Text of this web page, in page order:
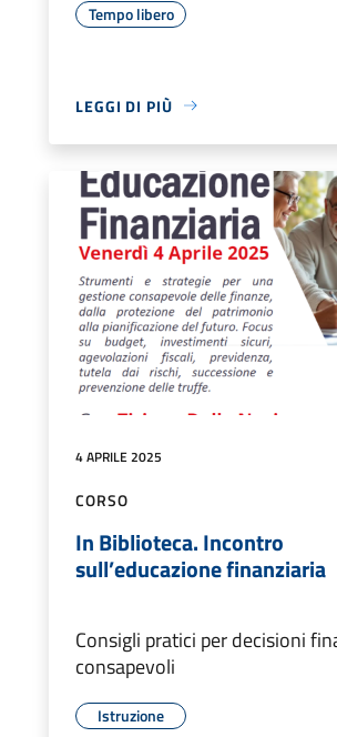
Tempo libero
LEGGI DI PIÙ
4 APRILE 2025
CORSO
In Biblioteca. Incontro
sull’educazione finanziaria
Consigli pratici per decisioni
consapevoli
Istruzione